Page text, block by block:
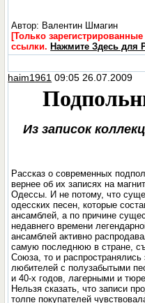
Автор: Валентин Шмагин
[Только
ссылки. Нажмите Здесь для
haim1961 09:05 26.07.2009
Из записок
Рассказ о современных
вернее об их записях на
Одессы. И не потому, что
одесских песен, которые
ансамблей, а по причине
недавнего времени
ансамблей активно
самую последнюю в стране,
Союза, то и
любителей с полузабытыми
и 40-х годов, лагерными и
Нельзя сказать, что записи
толпе покупателей